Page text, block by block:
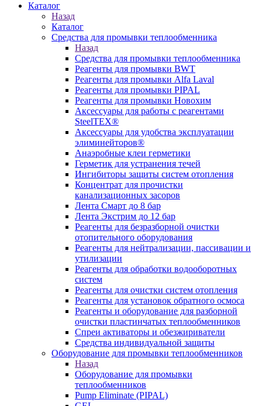
Каталог
Назад
Каталог
Средства для промывки теплообменника
Назад
Средства для промывки теплообменника
Реагенты для промывки BWT
Реагенты для промывки Alfa Laval
Реагенты для промывки PIPAL
Реагенты для промывки Новохим
Аксессуары для работы с реагентами
SteelTEX®
Аксессуары для удобства эксплуатации
элиминейторов®
Анаэробные клеи герметики
Герметик для устранения течей
Ингибиторы защиты систем отопления
Концентрат для прочистки
канализационных засоров
Лента Смарт до 8 бар
Лента Экстрим до 12 бар
Реагенты для безразборной очистки
отопительного оборудования
Реагенты для нейтрализации, пассивации и
утилизации
Реагенты для обработки водооборотных
систем
Реагенты для очистки систем отопления
Реагенты для установок обратного осмоса
Реагенты и оборудование для разборной
очистки пластинчатых теплообменников
Спреи активаторы и обезжириватели
Средства индивидуальной защиты
Оборудование для промывки теплообменников
Назад
Оборудование для промывки
теплообменников
Pump Eliminate (PIPAL)